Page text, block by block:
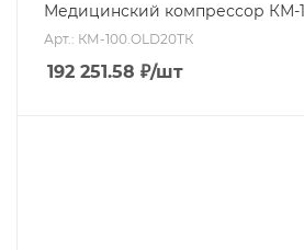
Медицинский компрессор КМ-
Арт.: КМ-100.OLD20ТК
192 251.58 ₽/шт